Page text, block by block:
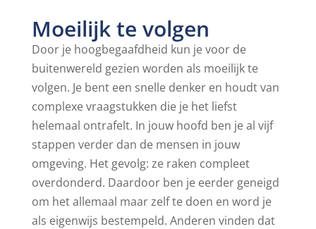
Moeilijk te volgen
Door je hoogbegaafdheid kun je voor de
buitenwereld gezien worden als moeilijk te
volgen. Je bent een snelle denker en houdt van
complexe vraagstukken die je het liefst
helemaal ontrafelt. In jouw hoofd ben je al vijf
stappen verder dan de mensen in jouw
omgeving. Het gevolg: ze raken compleet
overdonderd. Daardoor ben je eerder geneigd
om het allemaal maar zelf te doen en word je
als eigenwijs bestempeld. Anderen vinden dat